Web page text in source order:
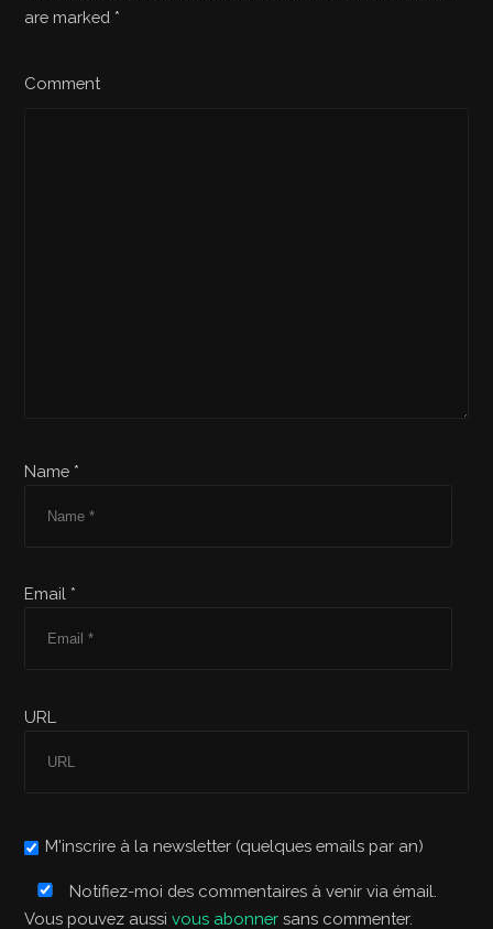
are marked *
Comment
Name *
Email *
URL
M'inscrire à la newsletter (quelques emails par an)
Notifiez-moi des commentaires à venir via émail.
Vous pouvez aussivous abonner sans commenter.